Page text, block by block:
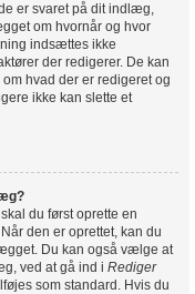
er svaret på dit indlæg,
om hvornår og hvor
indsættes ikke
der redigerer. De kan
hvad der er redigeret og
ikke kan slette et
du først oprette en
den er oprettet, kan du
Du kan også vælge at
ved at gå ind i Rediger
som standard. Hvis du